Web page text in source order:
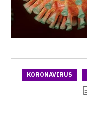
KORONAVIRUS